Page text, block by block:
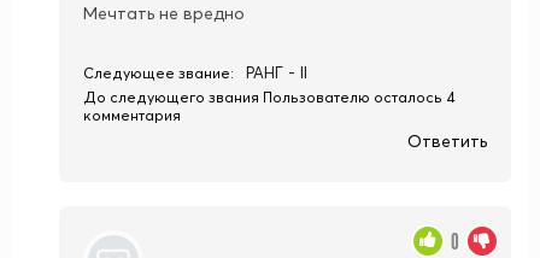
Мечтать не вредно
Следующее звание: РАНГ - II
До следующего звания Пользователю осталось 4
комментария
Ответить
0